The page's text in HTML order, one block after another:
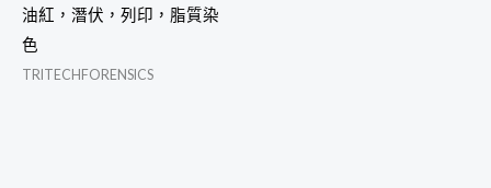
油紅，潛伏，列印，脂質染
色
TRITECHFORENSICS